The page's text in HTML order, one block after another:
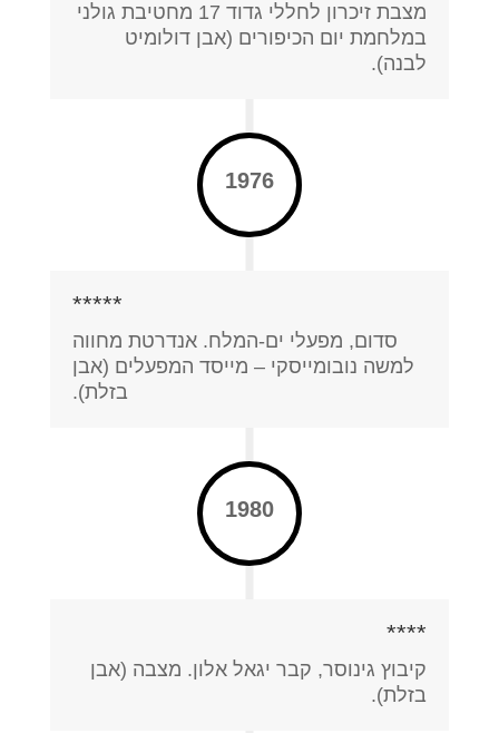
מצבת זיכרון לחללי גדוד 17 מחטיבת גולני
במלחמת יום הכיפורים (אבן דולומיט
לבנה).
1976
*****
סדום, מפעלי ים-המלח. אנדרטת מחווה
למשה נובומייסקי – מייסד המפעלים (אבן
בזלת).
1980
****
קיבוץ גינוסר, קבר יגאל אלון. מצבה (אבן
בזלת).